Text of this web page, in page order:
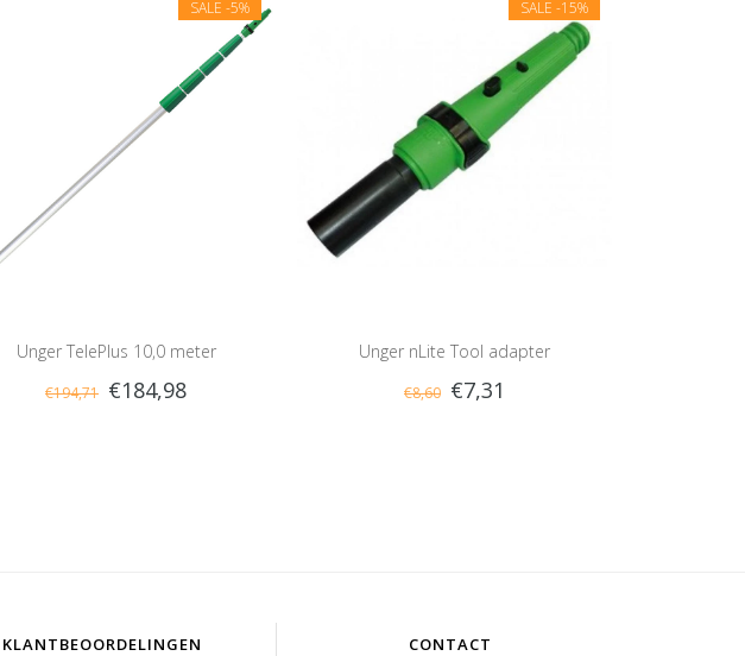
SALE -5%
Unger TelePlus 10,0 meter
€194,71 €184,98
SALE -15%
Unger nLite Tool adapter
€8,60 €7,31
KLANTBEOORDELINGEN CONTACT